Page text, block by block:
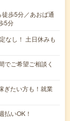
歩5分／あおば通
5分
なし！ 土日休みも
でご希望ご相談く
ぎたい方も！就業
いOK！